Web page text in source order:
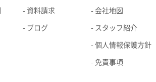
資料請求
ブログ
会社地図
スタッフ紹介
個人情報保護方針
免責事項